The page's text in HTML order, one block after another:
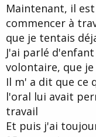
Maintenant, il
commencer à
que je tentais
J'ai parlé
volontaire, que
Il m' a dit que ce
l'oral lui avait
travail
Et puis j'ai